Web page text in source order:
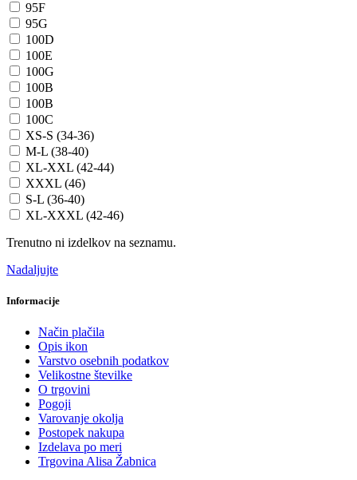
95F
95G
100D
100E
100G
100B
100B
100C
XS-S (34-36)
M-L (38-40)
XL-XXL (42-44)
XXXL (46)
S-L (36-40)
XL-XXXL (42-46)
Trenutno ni izdelkov na seznamu.
Nadaljujte
Informacije
Način plačila
Opis ikon
Varstvo osebnih podatkov
Velikostne številke
O trgovini
Pogoji
Varovanje okolja
Postopek nakupa
Izdelava po meri
Trgovina Alisa Žabnica